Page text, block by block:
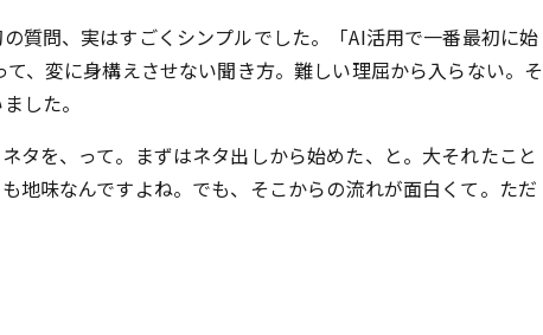
質問、実はすごくシンプルでした。「AI活用で一番最初に始
、変に身構えさせない聞き方。難しい理屈から入らない。そ
した。
タを、って。まずはネタ出しから始めた、と。大それたこと
地味なんですよね。でも、そこからの流れが面白くて。ただ